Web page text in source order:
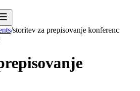
/storitev za prepisovanje konferenc